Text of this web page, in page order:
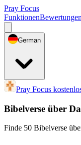
Pray Focus
FunktionenBewertungen
German
Pray Focus
Bibelverse über
Finde 50 Bibelverse